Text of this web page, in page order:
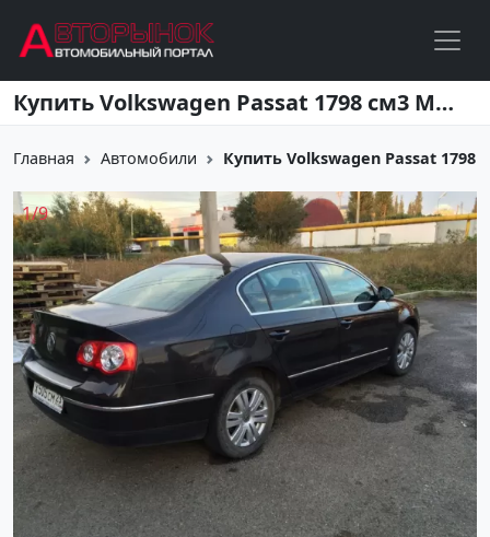
Перейти к основному содержанию Купить Volkswagen Passat 1798 см3 МКПП (160 л.с.) Бензин турбонаддув в Краснодар: цвет черный металлик Седан 2008 года по цене 750000 рублей, объявление №2889 на сайте Авторынок23
Главная Автомобили Купить Volkswagen Passat 1798
1/9